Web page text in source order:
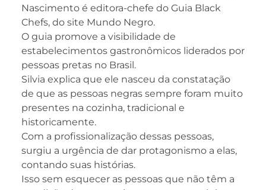
Nascimento é editora-chefe do Guia Black
Chefs, do site Mundo Negro.
O guia promove a visibilidade de
estabelecimentos gastronômicos liderados por
pessoas pretas no Brasil.
Silvia explica que ele nasceu da constatação
de que as pessoas negras sempre foram muito
presentes na cozinha, tradicional e
historicamente.
Com a profissionalização dessas pessoas,
surgiu a urgência de dar protagonismo a elas,
contando suas histórias.
Isso sem esquecer as pessoas que não têm a